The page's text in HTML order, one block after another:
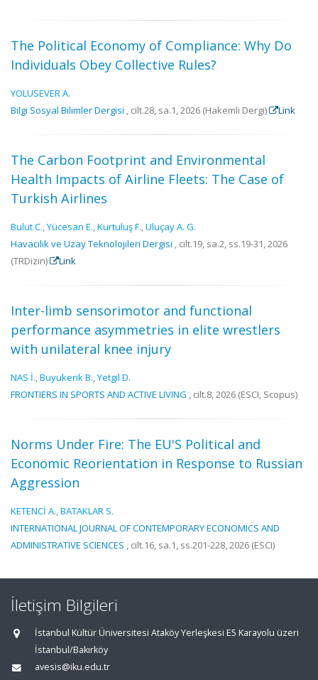
The Political Economy of Compliance: Why Do
Individuals Obey Collective Rules?
YOLUSEVER A.
Bilgi Sosyal Bilimler Dergisi , cilt.28, sa.1, 2026 (Hakemli Dergi) Link
The Carbon Footprint and Environmental
Health Impacts of Airline Fleets: The Case of
Turkish Airlines
Bulut C.,Yücesan E.,Kurtuluş F.,Uluçay A. G.
Havacılık ve Uzay Teknolojileri Dergisi , cilt.19, sa.2, ss.19-31, 2026
(TRDizin)
Link
Inter-limb sensorimotor and functional
performance asymmetries in elite wrestlers
with unilateral knee injury
NAS İ.,Buyukerik B.,Yetgil D.
FRONTIERS IN SPORTS AND ACTIVE LIVING , cilt.8, 2026 (ESCI, Scopus)
Norms Under Fire: The EU'S Political and
Economic Reorientation in Response to Russian
Aggression
KETENCİ A.,BATAKLAR S.
INTERNATIONAL JOURNAL OF CONTEMPORARY ECONOMICS AND
ADMINISTRATIVE SCIENCES , cilt.16, sa.1, ss.201-228, 2026 (ESCI)
İletişim Bilgileri
İstanbul Kültür Üniversitesi Ataköy Yerleşkesi E5 Karayolu üzeri
İstanbul/Bakırköy
avesis@iku.edu.tr